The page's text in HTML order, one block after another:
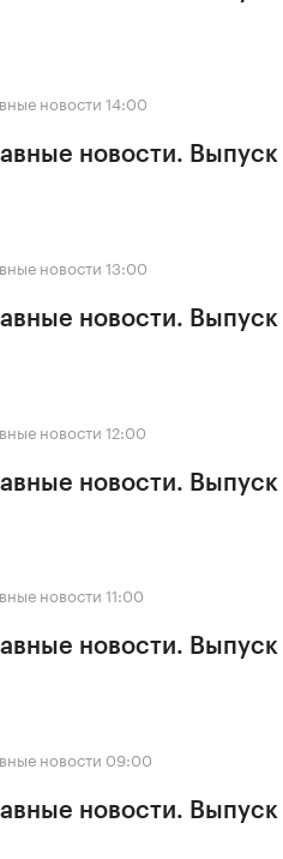
новости 14:00
новости.
новости 13:00
новости.
новости 12:00
новости.
новости 11:00
новости.
новости 09:00
новости.